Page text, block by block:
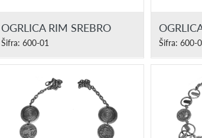
OGRLICA RIM SREBRO
Šifra: 600-01 Šifra: 600-